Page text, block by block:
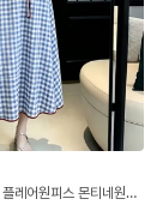
체크패턴 배색라인 플레어원피스 몬티네원피스